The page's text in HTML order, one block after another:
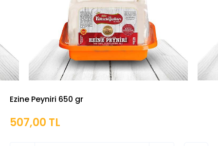
Ezine Peyniri 650 gr
507,00 TL